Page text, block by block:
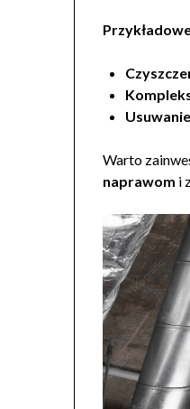
Warto
naprawom i